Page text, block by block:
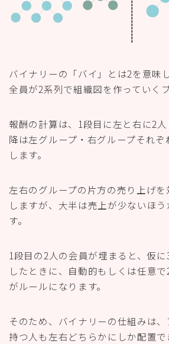
バイナリーの「バイ」とは2を意味
全員が2系列で組織図を作っていく
報酬の計算は、1段目に左と右に2
降は左グループ・右グループそれ
します。
左右のグループの片方の売り上げ
しますが、大半は売上が少ないほ
す。
1段目の2人の会員が埋まると、仮
したときに、自動的もしくは任意
がルールになります。
そのため、バイナリーの仕組みは
持つ人も左右どちらかにしか配置